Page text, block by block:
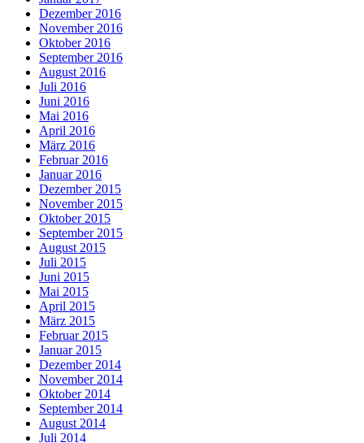
Dezember 2016
November 2016
Oktober 2016
September 2016
August 2016
Juli 2016
Juni 2016
Mai 2016
April 2016
März 2016
Februar 2016
Januar 2016
Dezember 2015
November 2015
Oktober 2015
September 2015
August 2015
Juli 2015
Juni 2015
Mai 2015
April 2015
März 2015
Februar 2015
Januar 2015
Dezember 2014
November 2014
Oktober 2014
September 2014
August 2014
Juli 2014